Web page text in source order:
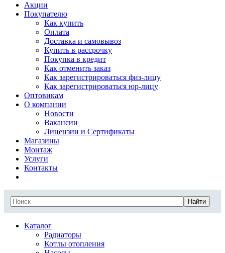
Акции
Покупателю
Как купить
Оплата
Доставка и самовывоз
Купить в рассрочку
Покупка в кредит
Как отменить заказ
Как зарегистрироваться физ-лицу
Как зарегистрироваться юр-лицу
Оптовикам
О компании
Новости
Вакансии
Лицензии и Сертификаты
Магазины
Монтаж
Услуги
Контакты
Найти
Каталог
Радиаторы
Котлы отопления